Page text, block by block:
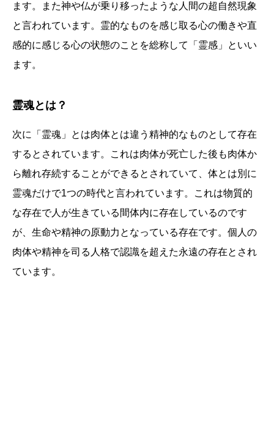
ます。また神や仏が乗り移ったような人間の超自然現象
と言われています。霊的なものを感じ取る心の働きや直
感的に感じる心の状態のことを総称して「霊感」といい
ます。
霊魂とは？
次に「霊魂」とは肉体とは違う精神的なものとして存在
するとされています。これは肉体が死亡した後も肉体か
ら離れ存続することができるとされていて、体とは別に
霊魂だけで1つの時代と言われています。これは物質的
な存在で人が生きている間体内に存在しているのです
が、生命や精神の原動力となっている存在です。個人の
肉体や精神を司る人格で認識を超えた永遠の存在とされ
ています。